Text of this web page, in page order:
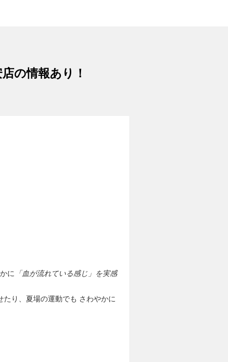
の情報あり！
に 「血が流れている感じ」を実感
り、夏場の運動でも さわやかに